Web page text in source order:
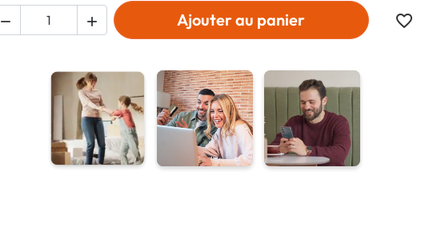
  Ajouter au panier favorite_border